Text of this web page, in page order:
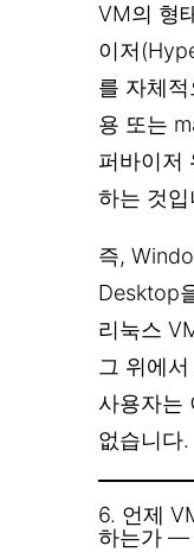
VM의 형
이저
를 자체
용 또는
퍼바이저
하는 것입
즉,
Desktop
리눅스
그 위에
사용자는
없습니다.
6. 언제
하는가 —